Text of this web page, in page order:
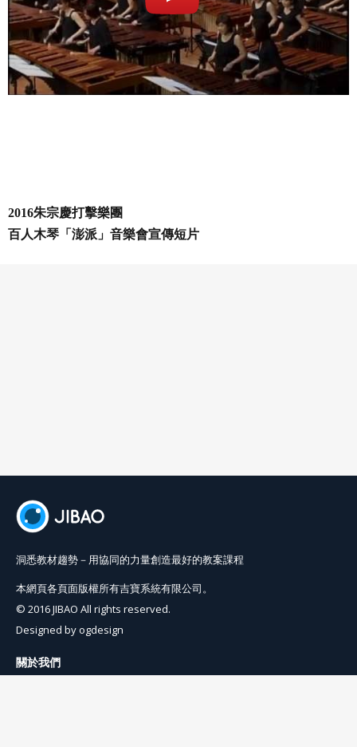
2016朱宗慶打擊樂團
百人木琴「澎派」音樂會宣傳短片
洞悉教材趨勢－用協同的力量創造最好的教案課程
本網頁各頁面版權所有吉寶系統有限公司。
© 2016 JIBAO All rights reserved.
Designed byogdesign
關於我們